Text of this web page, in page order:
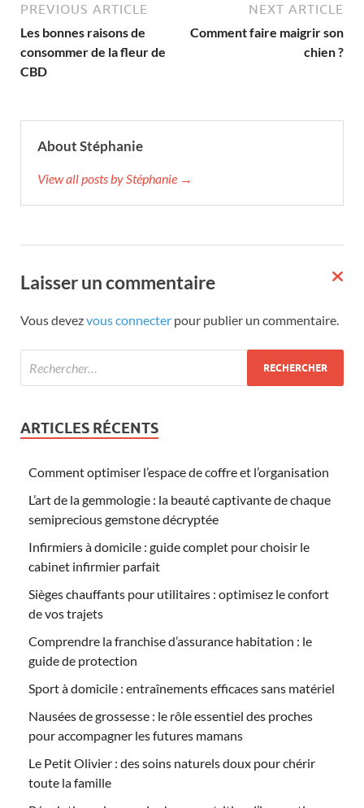
PREVIOUS ARTICLE
Les bonnes raisons de
consommer de la fleur de
CBD
NEXT ARTICLE
Comment faire maigrir son
chien ?
About Stéphanie
View all posts by Stéphanie →
Laisser un commentaire
Vous devezvous connecter pour publier un commentaire.
ARTICLES RÉCENTS
Comment optimiser l’espace de coffre et l’organisation
L’art de la gemmologie : la beauté captivante de chaque
semiprecious gemstone décryptée
Infirmiers à domicile : guide complet pour choisir le
cabinet infirmier parfait
Sièges chauffants pour utilitaires : optimisez le confort
de vos trajets
Comprendre la franchise d’assurance habitation : le
guide de protection
Sport à domicile : entraînements efficaces sans matériel
Nausées de grossesse : le rôle essentiel des proches
pour accompagner les futures mamans
Le Petit Olivier : des soins naturels doux pour chérir
toute la famille